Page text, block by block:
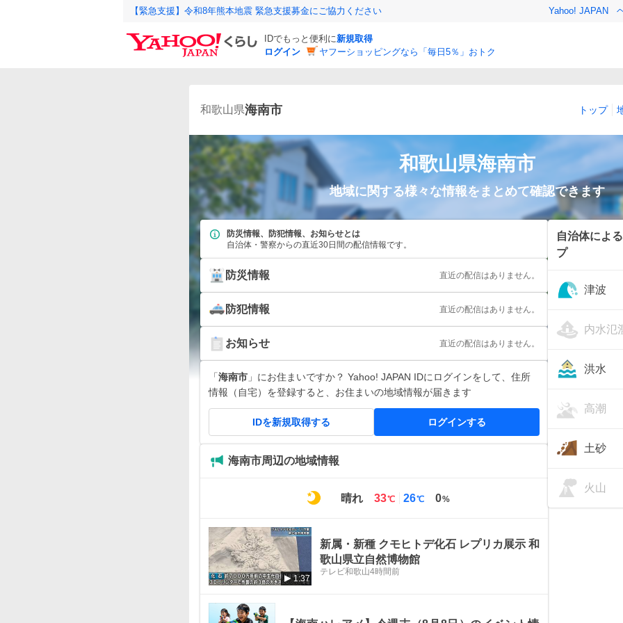
【緊急支援】令和8年熊本地震 緊急支援募金にご協力ください Yahoo! JAPAN
IDでもっと便利に新規取得
ログイン
ヤフーショッピングなら「毎日5％」おトク
和歌山県海南市 トップ
和歌山県海南市
地域に関する様々な情報をまとめて確認できます
防災情報、防犯情報、お知らせとは
自治体・警察からの直近30日間の配信情報です。
防災情報 直近の配信はありません。
防犯情報 直近の配信はありません。
お知らせ 直近の配信はありません。
「海南市 」にお住まいですか？ Yahoo! JAPAN IDにログインをして、住所
情報（自宅）を登録すると、お住まいの地域情報が届きます
IDを新規取得する ログインする
海南市周辺の地域情報
晴れ
最
33℃
最
26℃ 0%
1:37
新属・新種 クモヒトデ化石 レプリカ展示 和
歌山県立自然博物館
テレビ和歌山4時間前
自治体によ
プ
津波
内水氾
洪水
高潮
土砂
火山